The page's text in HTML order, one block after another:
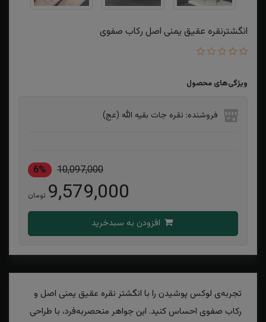
انگشترنقره عقیق یمنی اصل رکاب صفوی
ویژگی‌های محصول
فروشنده: نقره جات بقیه الله (عج)
10,097,000
6%
9,579,000 تومان
تجربه‌ی لوکس پوشیدن را با انگشتر نقره عقیق یمنی اصل و
رکاب صفوی احساس کنید. این جواهر منحصر‌به‌فرد، با طراحی